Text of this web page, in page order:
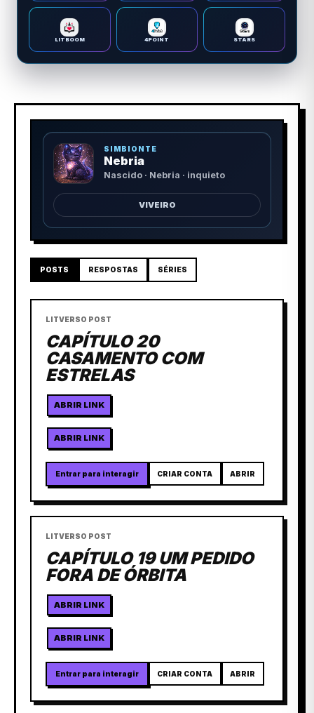
LITBOOM 4POINT STARS
SIMBIONTE
Nebria
Nascido · Nebria · inquieto
VIVEIRO
POSTS RESPOSTAS SÉRIES
LITVERSO POST
CAPÍTULO 20
CASAMENTO COM
ESTRELAS
ABRIR LINK
ABRIR LINK
Entrar para interagir CRIAR CONTA ABRIR
LITVERSO POST
CAPÍTULO 19 UM PEDIDO
FORA DE ÓRBITA
ABRIR LINK
ABRIR LINK
Entrar para interagir CRIAR CONTA ABRIR